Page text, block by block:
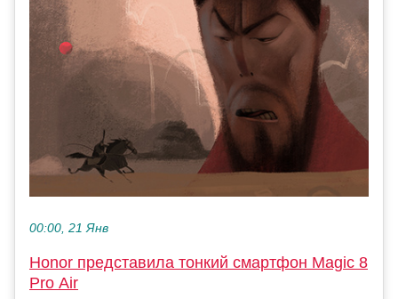
00:00, 21 Янв
Honor представила тонкий смартфон Magic 8
Pro Air